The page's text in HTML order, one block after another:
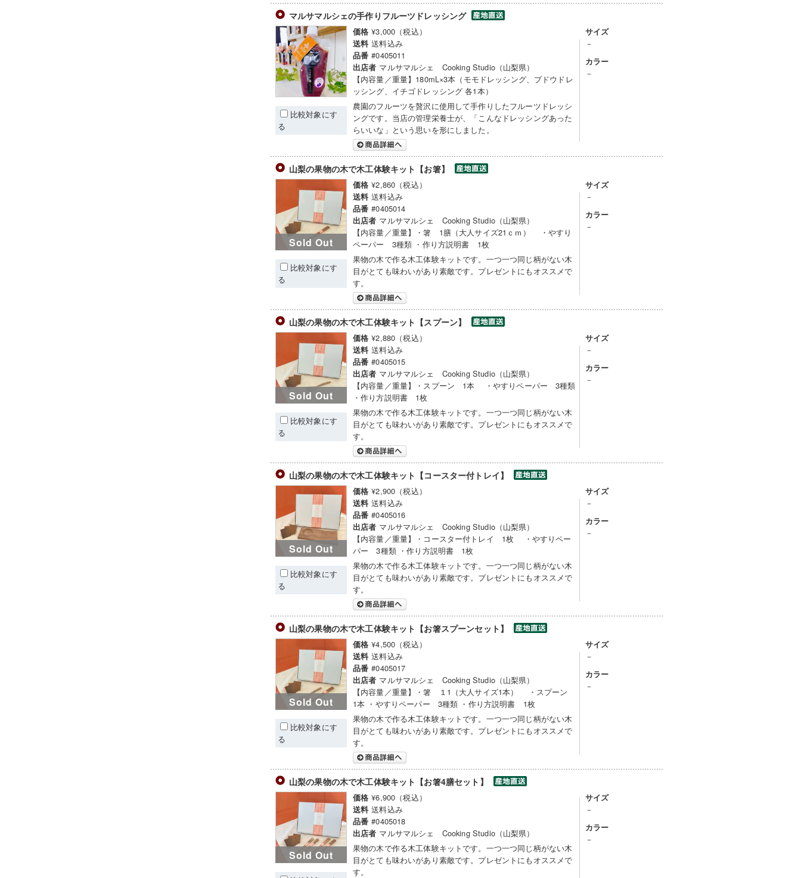
マルサマルシェの手作りフルーツドレッシング
比較対象にす
る
価格 ¥3,000（税込）
送料 送料込み
品番 #0405011
出店者 マルサマルシェ Cooking Studio（山梨県）
【内容量／重量】180mL×3本（モモドレッシング、ブドウドレ
ッシング、イチゴドレッシング 各1本）
農園のフルーツを贅沢に使用して手作りしたフルーツドレッシ
ングです。当店の管理栄養士が、「こんなドレッシングあった
らいいな」という思いを形にしました。
サイズ
－
カラー
－
山梨の果物の木で木工体験キット【お箸】
Sold Out
比較対象にす
る
価格 ¥2,860（税込）
送料 送料込み
品番 #0405014
出店者 マルサマルシェ Cooking Studio（山梨県）
【内容量／重量】・箸 1膳（大人サイズ21ｃｍ） ・やすり
ペーパー 3種類 ・作り方説明書 1枚
果物の木で作る木工体験キットです。一つ一つ同じ柄がない木
目がとても味わいがあり素敵です。プレゼントにもオススメで
す。
サイズ
－
カラー
－
山梨の果物の木で木工体験キット【スプーン】
Sold Out
比較対象にす
る
価格 ¥2,880（税込）
送料 送料込み
品番 #0405015
出店者 マルサマルシェ Cooking Studio（山梨県）
【内容量／重量】・スプーン 1本 ・やすりペーパー 3種類
・作り方説明書 1枚
果物の木で作る木工体験キットです。一つ一つ同じ柄がない木
目がとても味わいがあり素敵です。プレゼントにもオススメで
す。
サイズ
－
カラー
－
山梨の果物の木で木工体験キット【コースター付トレイ】
Sold Out
比較対象にす
る
価格 ¥2,900（税込）
送料 送料込み
品番 #0405016
出店者 マルサマルシェ Cooking Studio（山梨県）
【内容量／重量】・コースター付トレイ 1枚 ・やすりペー
パー 3種類 ・作り方説明書 1枚
果物の木で作る木工体験キットです。一つ一つ同じ柄がない木
目がとても味わいがあり素敵です。プレゼントにもオススメで
す。
サイズ
－
カラー
－
山梨の果物の木で木工体験キット【お箸スプーンセット】
Sold Out
比較対象にす
る
価格 ¥4,500（税込）
送料 送料込み
品番 #0405017
出店者 マルサマルシェ Cooking Studio（山梨県）
【内容量／重量】・箸 １1（大人サイズ1本） ・スプーン
1本 ・やすりペーパー 3種類 ・作り方説明書 1枚
果物の木で作る木工体験キットです。一つ一つ同じ柄がない木
目がとても味わいがあり素敵です。プレゼントにもオススメで
す。
サイズ
－
カラー
－
山梨の果物の木で木工体験キット【お箸4膳セット】
Sold Out
価格 ¥6,900（税込）
送料 送料込み
品番 #0405018
出店者 マルサマルシェ Cooking Studio（山梨県）
果物の木で作る木工体験キットです。一つ一つ同じ柄がない木
目がとても味わいがあり素敵です。プレゼントにもオススメで
す。
サイズ
－
カラー
－